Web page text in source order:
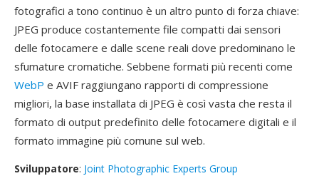
fotografici a tono continuo è un altro punto di forza chiave:
JPEG produce costantemente file compatti dai sensori
delle fotocamere e dalle scene reali dove predominano le
sfumature cromatiche. Sebbene formati più recenti come
WebP e AVIF raggiungano rapporti di compressione
migliori, la base installata di JPEG è così vasta che resta il
formato di output predefinito delle fotocamere digitali e il
formato immagine più comune sul web.
Sviluppatore: Joint Photographic Experts Group